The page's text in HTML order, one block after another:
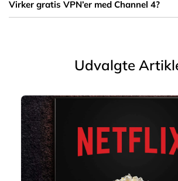
Virker gratis VPN’er med Channel 4?
Udvalgte